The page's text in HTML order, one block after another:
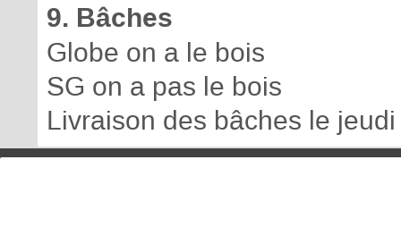
9. Bâches
Globe on a le bois
SG on a pas le bois
Livraison des bâches le